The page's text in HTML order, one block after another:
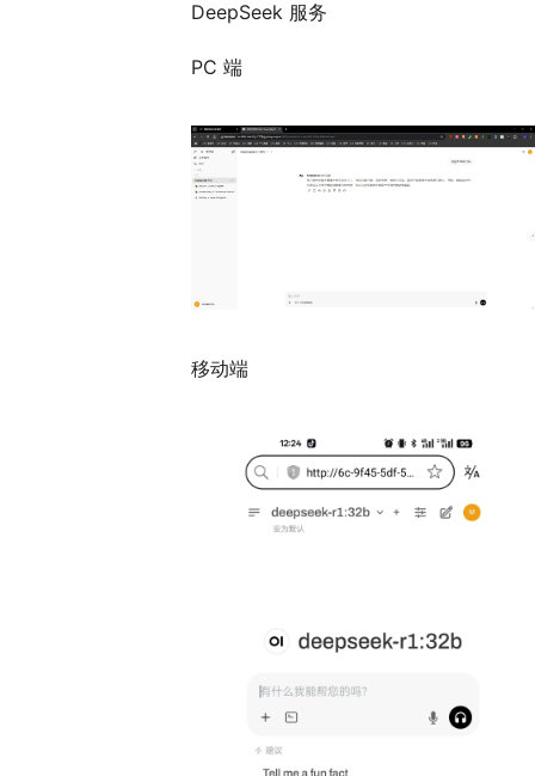
DeepSeek 服务
PC 端
移动端